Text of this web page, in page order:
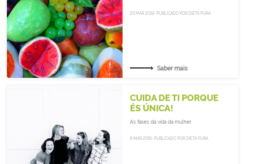
20 MAR 2019- PUBLICADO POR DIETA PURA
Saber mais
CUIDA DE TI PORQUE
ÉS ÚNICA!
As fases da vida da mulher
8 MAR 2019- PUBLICADO POR DIETA PURA